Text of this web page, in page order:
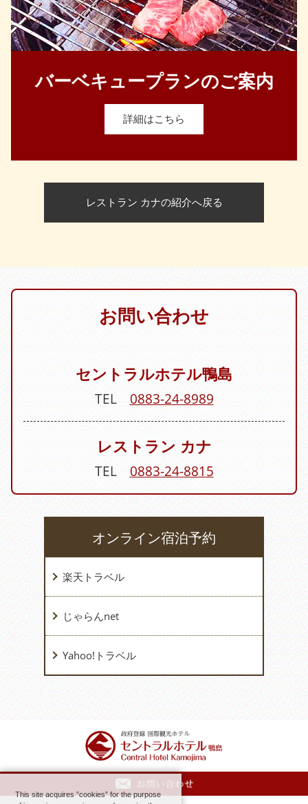
バーベキュープランのご案内
詳細はこちら
レストラン カナの紹介へ戻る
お問い合わせ
セントラルホテル鴨島
TEL 0883-24-8989
レストラン カナ
TEL 0883-24-8815
オンライン宿泊予約
楽天トラベル
じゃらんnet
Yahoo!トラベル
This site acquires ”cookies” for the purpose